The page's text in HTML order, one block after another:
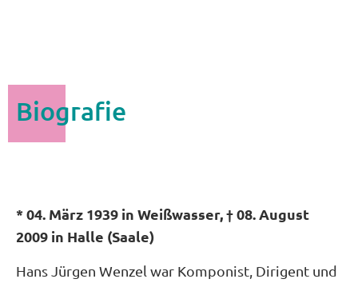
Biografie
* 04. März 1939 in Weißwasser, † 08. August
2009 in Halle (Saale)
Hans Jürgen Wenzel war Komponist, Dirigent und